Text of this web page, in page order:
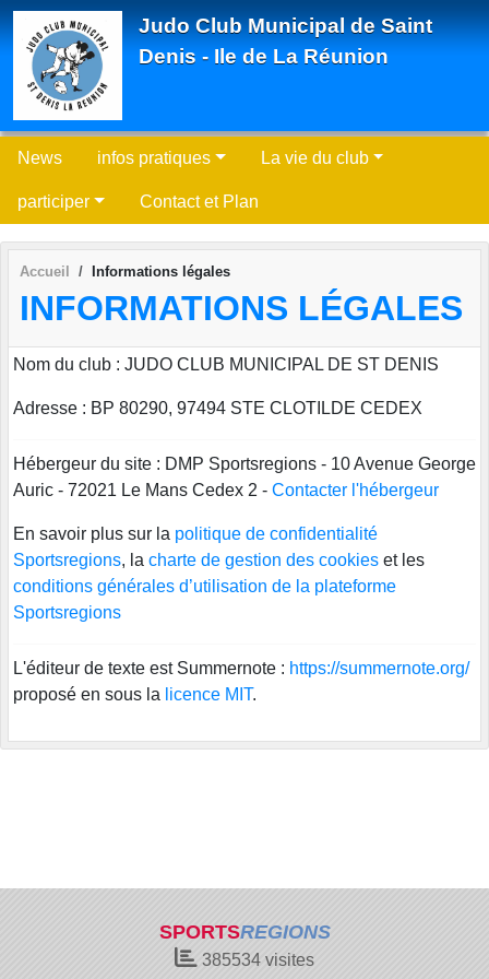
Judo Club Municipal de Saint
Denis - Ile de La Réunion
News infos pratiques La vie du club
participer Contact et Plan
Accueil Informations légales
INFORMATIONS LÉGALES
Nom du club : JUDO CLUB MUNICIPAL DE ST DENIS
Adresse : BP 80290, 97494 STE CLOTILDE CEDEX
Hébergeur du site : DMP Sportsregions - 10 Avenue George
Auric - 72021 Le Mans Cedex 2 - Contacter l'hébergeur
En savoir plus sur la politique de confidentialité
Sportsregions, la charte de gestion des cookies et les
conditions générales d’utilisation de la plateforme
Sportsregions
L'éditeur de texte est Summernote : https://summernote.org/
proposé en sous la licence MIT.
SPORTSREGIONS
385534 visites
Panneau de gestion des cookies